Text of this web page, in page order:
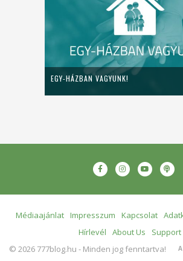
EGY-HÁZBAN VAGYUNK!
Médiaajánlat Impresszum Kapcsolat
Hírlevél
About Us
Support
© 2026 777blog.hu - Minden jog fenntartva!